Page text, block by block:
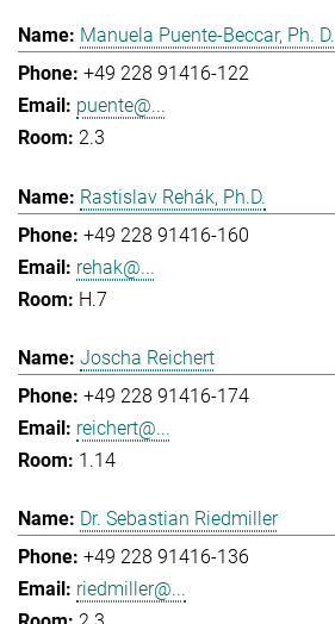
Manuela Puente-Beccar, Ph. D.
+49 228 91416-122
puente@...
2.3
Rastislav Rehák, Ph.D.
+49 228 91416-160
rehak@...
H.7
Joscha Reichert
+49 228 91416-174
reichert@...
1.14
Dr. Sebastian Riedmiller
+49 228 91416-136
riedmiller@...